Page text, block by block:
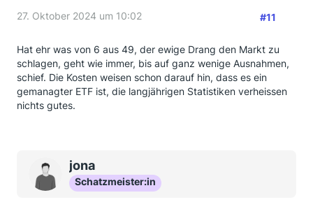
27. Oktober 2024 um 10:02 #11
Hat ehr was von 6 aus 49, der ewige Drang den Markt zu
schlagen, geht wie immer, bis auf ganz wenige Ausnahmen,
schief. Die Kosten weisen schon darauf hin, dass es ein
gemanagter ETF ist, die langjährigen Statistiken verheissen
nichts gutes.
jona
Schatzmeister:in